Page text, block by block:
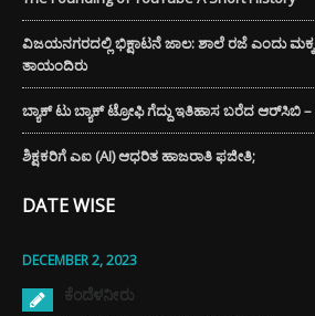
ವಿಜಯನಗರದಲ್ಲಿ ಭಿಕ್ಷಾಟನೆ ಜಾಲ: ಶಾಲೆ ರಜೆ ಎಂದು
ತಾಯಂದಿರು
ಬ್ಯಾಕ್ ಟು ಬ್ಯಾಕ್ ಟ್ರೋಫಿ ಗೆದ್ದು ಇತಿಹಾಸ ಬರೆದ ಆರ್‌ಸಿಬಿ
ಶಿಕ್ಷಕರಿಗೆ ಎಐ (AI) ಆಧರಿತ ಹಾಜರಾತಿ ಫಜೀತಿ;
DATE WISE
DECEMBER 2, 2023
ಕೆಂದೆಳನೀರು